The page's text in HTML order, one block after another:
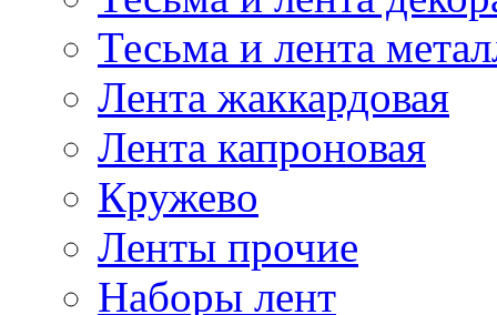
Тесьма и лента
Лента жаккардовая
Лента капроновая
Кружево
Ленты прочие
Наборы лент